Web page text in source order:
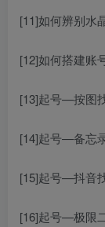
[11]如何辨别水
[12]如何搭建账
[13]起号—按图
[14]起号—备忘
[15]起号—抖音
[16]起号—极限